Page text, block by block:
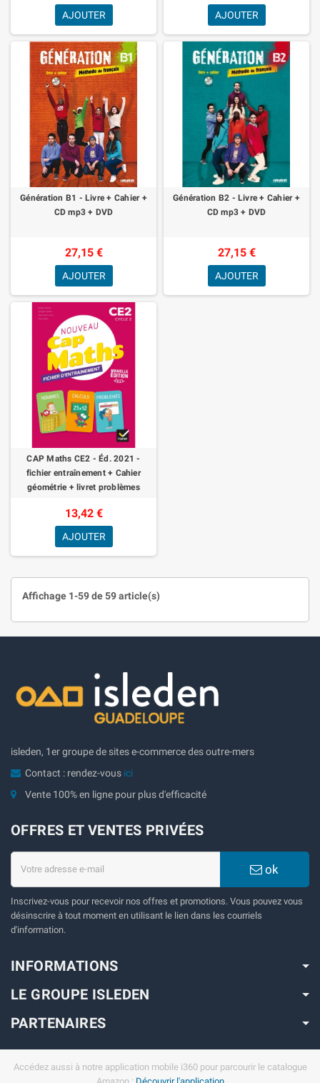
AJOUTER AJOUTER
Génération B1 - Livre + Cahier +
CD mp3 + DVD
27,15 €
AJOUTER
Génération B2 - Livre + Cahier +
CD mp3 + DVD
27,15 €
AJOUTER
CAP Maths CE2 - Éd. 2021 -
fichier entraînement + Cahier
géométrie + livret problèmes
13,42 €
AJOUTER
Affichage 1-59 de 59 article(s)
isleden, 1er groupe de sites e-commerce des outre-mers
Contact : rendez-vous ici
Vente 100% en ligne pour plus d'efficacité
OFFRES ET VENTES PRIVÉES
ok
Inscrivez-vous pour recevoir nos offres et promotions. Vous pouvez vous
désinscrire à tout moment en utilisant le lien dans les courriels
d'information.
INFORMATIONS
LE GROUPE ISLEDEN
PARTENAIRES
Accédez aussi à notre application mobile i360 pour parcourir le catalogue